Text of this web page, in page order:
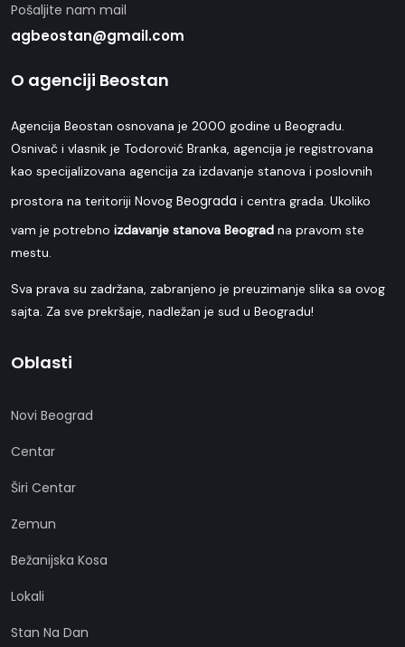
Pošaljite nam mail
agbeostan@gmail.com
O agenciji Beostan
Agencija Beostan osnovana je 2000 godine u Beogradu.
Osnivač i vlasnik je Todorović Branka, agencija je registrovana
kao specijalizovana agencija za izdavanje stanova i poslovnih
prostora na teritoriji Novog Beograda i centra grada. Ukoliko
vam je potrebno izdavanje stanova Beograd na pravom ste
mestu.
Sva prava su zadržana, zabranjeno je preuzimanje slika sa ovog
sajta. Za sve prekršaje, nadležan je sud u Beogradu!
Oblasti
Novi Beograd
Centar
Širi Centar
Zemun
Bežanijska Kosa
Lokali
Stan Na Dan